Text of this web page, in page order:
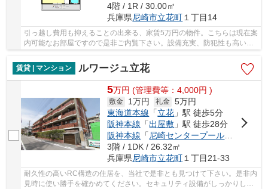
4階 / 1R / 30.00㎡
兵庫県尼崎市立花町 １丁目14
引っ越し費用も抑えることの出来る、家賃5万円の物件。こちらは現在案
内可能なお部屋ですので是非ご内覧下さい。設備充実、防犯性も高いお
すすめのマンション物件です。日差しが入る物...
賃貸 | マンション
ルワージュ立花
5万円 (管理費等：4,000円 )
敷金 1万円 礼金 5万円
東海道本線 「立花 」駅 徒歩5分
阪神本線 「出屋敷 」駅 徒歩28分
阪神本線 「尼崎センタープール前
3階 / 1DK / 26.32㎡
兵庫県尼崎市立花町１丁目21-33
耐久性の高いRC構造の住居を、当社で是非とも見つけて下さい。是非内
見時に使い勝手を確かめてください。セキュリティ設備がしっかりして